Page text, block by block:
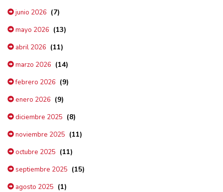
junio 2026 (7)
mayo 2026 (13)
abril 2026 (11)
marzo 2026 (14)
febrero 2026 (9)
enero 2026 (9)
diciembre 2025 (8)
noviembre 2025 (11)
octubre 2025 (11)
septiembre 2025 (15)
agosto 2025 (1)